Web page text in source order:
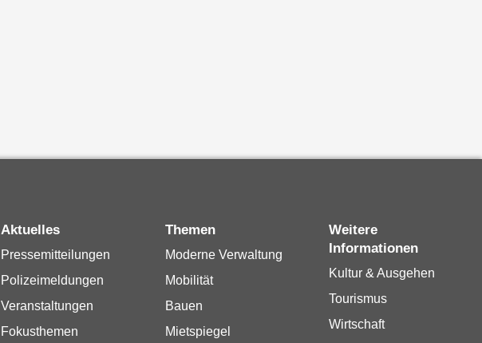
Aktuelles
Pressemitteilungen
Polizeimeldungen
Veranstaltungen
Fokusthemen
Themen
Moderne Verwaltung
Mobilität
Bauen
Mietspiegel
Weitere
Informationen
Kultur & Ausgehen
Tourismus
Wirtschaft